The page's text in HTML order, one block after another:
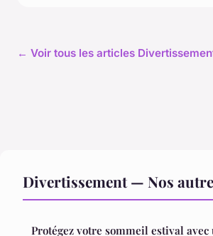
← Voir tous les articles
Divertissement — Nos
Protégez votre sommeil estival avec